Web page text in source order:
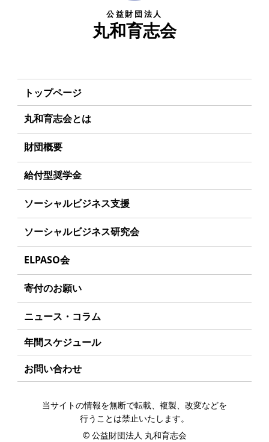
公益財団法人
丸和育志会
トップページ
丸和育志会とは
理事長あいさつ
丸和育志会の目指す未来
学生のみなさんへ
起業を考えているみなさんへ
応援したいみなさんへ
財団概要
理念
組織
年間スケジュール
定款
個人情報保護方針
アクセス
給付型奨学金
事業方針
給付型奨学金とは
ソーシャルビジネス支援
事業方針
ソーシャルビジネスとは
受賞者一覧
ソーシャルビジネス研究会
研究会のねらい
研究会一覧
ELPASO会
ELPASO会とは
会員限定ページ
寄付のお願い
お手続き
寄付支援者
ニュース・コラム
年間スケジュール
お問い合わせ
当サイトの情報を無断で転載、複製、改変などを
行うことは禁止いたします。
© 公益財団法人 丸和育志会